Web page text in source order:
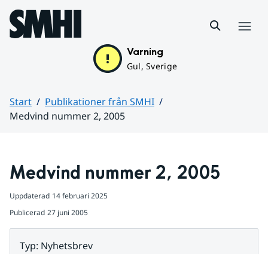
Hoppa till sidans innehåll
Varning
Gul, Sverige
Start
Publikationer från SMHI
Medvind nummer 2, 2005
Medvind nummer 2, 2005
Uppdaterad 14 februari 2025
Publicerad 27 juni 2005
Typ: Nyhetsbrev